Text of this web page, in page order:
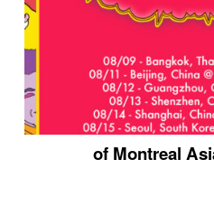
of Montreal